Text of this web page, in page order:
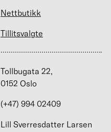
Nettbutikk
Tillitsvalgte
Tollbugata 22,
0152 Oslo
(+47) 994 02409
Lill Sverresdatter Larsen